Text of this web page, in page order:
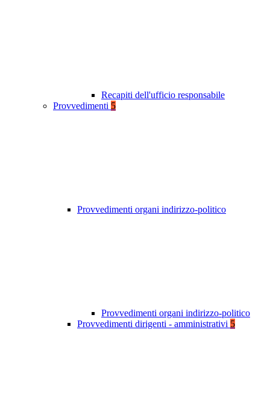
Recapiti dell'ufficio responsabile
Provvedimenti 5
Provvedimenti organi indirizzo-politico
Provvedimenti organi indirizzo-politico
Provvedimenti dirigenti - amministrativi 5